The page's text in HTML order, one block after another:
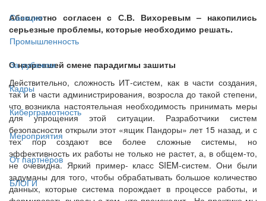
Санкции
Промышленность
За рубежом
Кадры
Киберграмотность
Мероприятия
От партнёров
БЛОГИ
Абсолютно согласен с С.В. Вихоревым – накопились
серьезные проблемы, которые необходимо решать.
О назревшей смене парадигмы зашиты
Действительно, сложность ИТ-систем, как в части создания,
так и в части администрирования, возросла до такой степени,
что возникла настоятельная необходимость принимать меры
для упрощения этой ситуации. Разработчики систем
безопасности открыли этот «ящик Пандоры» лет 15 назад, и с
тех пор создают все более сложные системы, но
эффективность их работы не только не растет, а, в общем-то,
не очевидна. Яркий пример- класс SIEM-систем. Они были
задуманы для того, чтобы обрабатывать большое количество
данных, которые система порождает в процессе работы, и